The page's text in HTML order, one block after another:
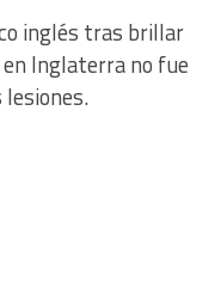
inglés tras brillar
Inglaterra no fue